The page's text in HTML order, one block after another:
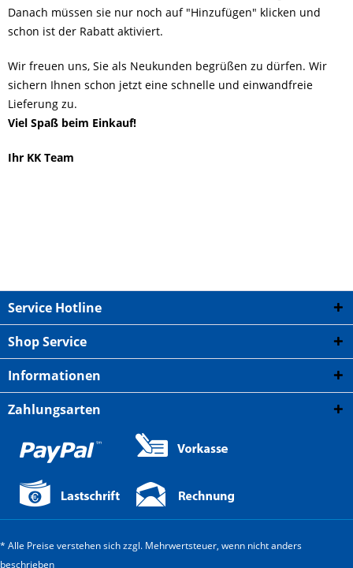
Danach müssen sie nur noch auf "Hinzufügen" klicken und
schon ist der Rabatt aktiviert.
Wir freuen uns, Sie als Neukunden begrüßen zu dürfen. Wir
sichern Ihnen schon jetzt eine schnelle und einwandfreie
Lieferung zu.
Viel Spaß beim Einkauf!
Ihr KK Team
Service Hotline
Shop Service
Informationen
Zahlungsarten
* Alle Preise verstehen sich zzgl. Mehrwertsteuer, wenn nicht anders
beschrieben